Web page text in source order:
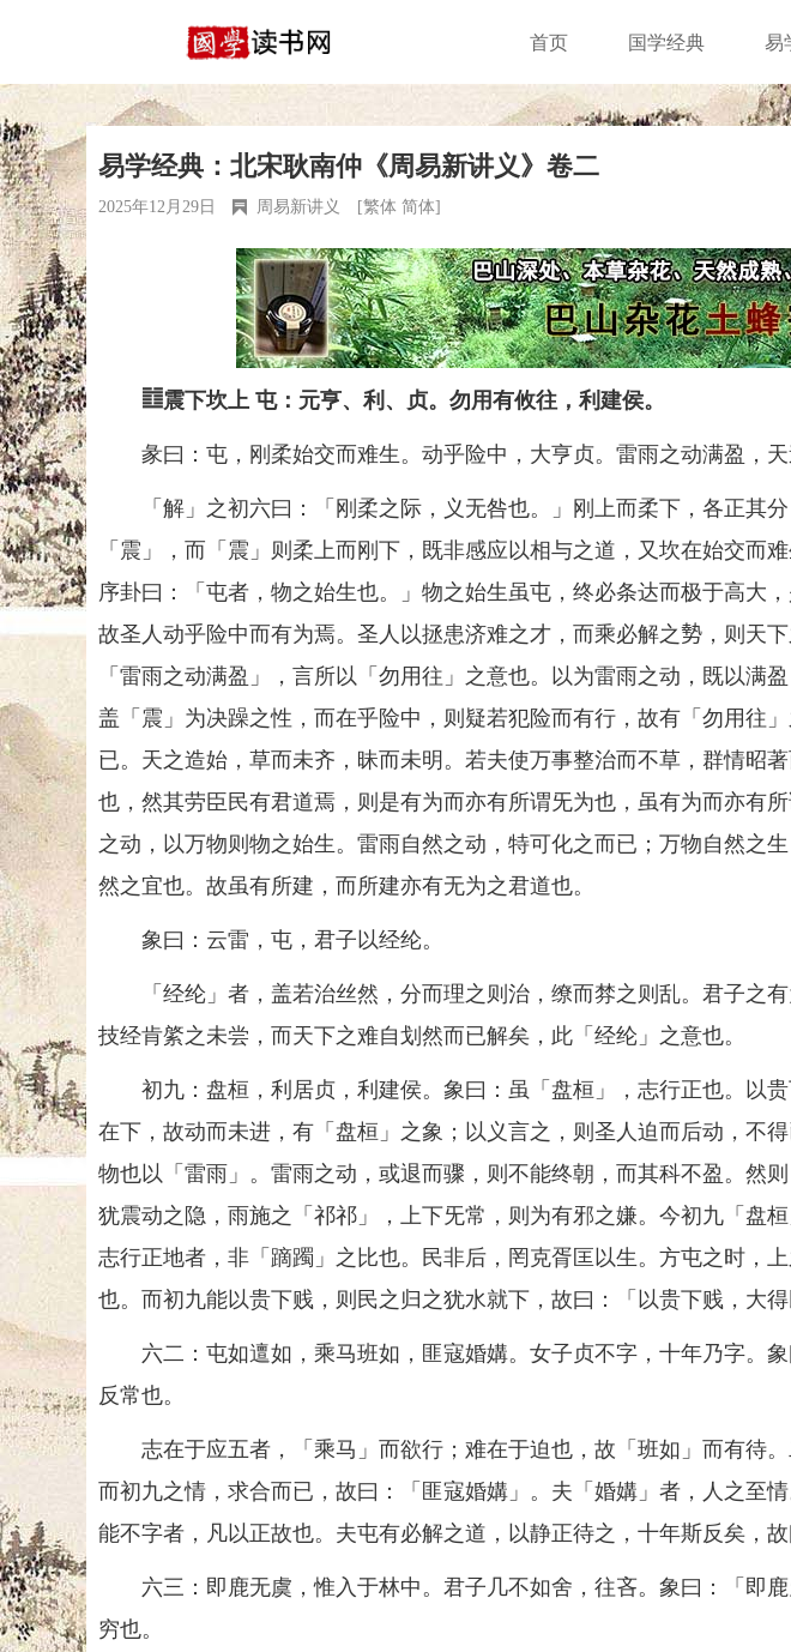
首页 国学经典 易
易学经典：北宋耿南仲《周易新讲义》卷二
2025年12月29日 [繁体 简体]
周易新讲义
䷂震下坎上 屯：元亨、利、贞。勿用有攸往，利建侯。
彖曰：屯，刚柔始交而难生。动乎险中，大亨贞。雷雨之动满盈，天
「解」之初六曰：「刚柔之际，义无咎也。」刚上而柔下，各正其分
「震」，而「震」则柔上而刚下，既非感应以相与之道，又坎在始交而
序卦曰：「屯者，物之始生也。」物之始生虽屯，终必条达而极于高大
故圣人动乎险中而有为焉。圣人以拯患济难之才，而乘必解之𫝑，则天
「雷雨之动满盈」，言所以「勿用往」之意也。以为雷雨之动，既以满
盖「震」为决躁之性，而在乎险中，则疑若犯险而有行，故有「勿用往
已。天之造始，草而未齐，昧而未明。若夫使万事整治而不草，群情昭
也，然其劳臣民有君道焉，则是有为而亦有所谓旡为也，虽有为而亦有
之动，以万物则物之始生。雷雨自然之动，特可化之而已；万物自然之
然之宜也。故虽有所建，而所建亦有无为之君道也。
象曰：云雷，屯，君子以经纶。
「经纶」者，盖若治丝然，分而理之则治，缭而棼之则乱。君子之有
技经肯綮之未尝，而天下之难自划然而已解矣，此「经纶」之意也。
初九：盘桓，利居贞，利建侯。象曰：虽「盘桓」，志行正也。以贵
在下，故动而未进，有「盘桓」之象；以义言之，则圣人迫而后动，不
物也以「雷雨」。雷雨之动，或退而骤，则不能终朝，而其科不盈。然
犹震动之隐，雨施之「祁祁」，上下旡常，则为有邪之嫌。今初九「盘
志行正地者，非「蹢躅」之比也。民非后，罔克胥匡以生。方屯之时，
也。而初九能以贵下贱，则民之归之犹水就下，故曰：「以贵下贱，大得
六二：屯如邅如，乘马班如，匪寇婚媾。女子贞不字，十年乃字。象
反常也。
志在于应五者，「乘马」而欲行；难在于迫也，故「班如」而有待。
而初九之情，求合而已，故曰：「匪寇婚媾」。夫「婚媾」者，人之至
能不字者，凡以正故也。夫屯有必解之道，以静正待之，十年斯反矣，故
六三：即鹿无虞，惟入于林中。君子几不如舍，往吝。象曰：「即鹿
穷也。